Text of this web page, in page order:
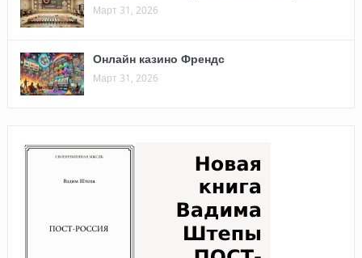
Март 31, 2026
Онлайн казино Френдс
Март 31, 2026